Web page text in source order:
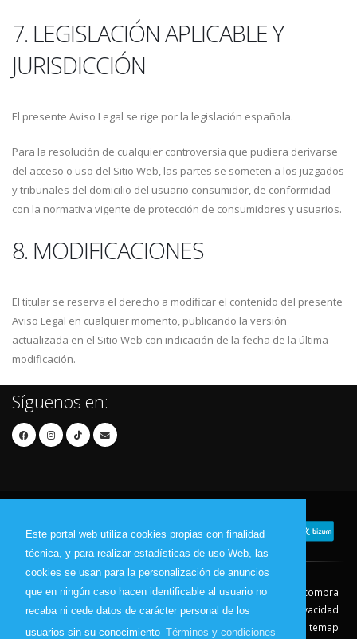
Este portal web utiliza cookies propias con finalidad
técnica, y para realizar estadísticas de uso Web, las
cookies se usan para la personalización de anuncios
que en ningún caso hacen identificable al usuario no
recaba ni cede datos de carácter personal de los
usuarios sin su conocimiento Términos y condiciones
7. LEGISLACIÓN APLICABLE Y
JURISDICCIÓN
El presente Aviso Legal se rige por la legislación española.
Para la resolución de cualquier controversia que pudiera derivarse
del acceso o uso del Sitio Web, las partes se someten a los juzgados
y tribunales del domicilio del usuario consumidor, de conformidad
con la normativa vigente de protección de consumidores y usuarios.
8. MODIFICACIONES
El titular se reserva el derecho a modificar el contenido del presente
Aviso Legal en cualquier momento, publicando la versión
actualizada en el Sitio Web con indicación de la fecha de la última
modificación.
Síguenos en:
Contacto Aviso Legal
Condiciones de compra
Política de envíos
Política de devolución
Política de Privacidad
Política de Cookies
Sitemap